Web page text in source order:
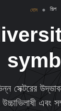
হোম শিল্প
সেক্টরের
এবং